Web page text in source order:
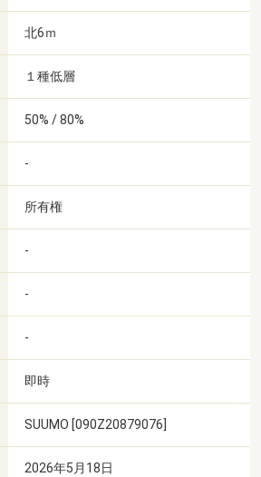
北6ｍ
１種低層
50% / 80%
-
所有権
-
-
-
即時
SUUMO [090Z20879076]
2026年5月18日